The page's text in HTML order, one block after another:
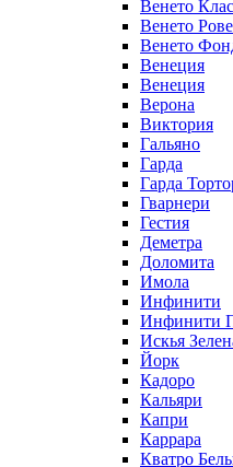
Венето
Венето
Венето
Венеция
Венеция
Верона
Виктория
Гальяно
Гарда
Гарда
Гварнери
Гестия
Деметра
Доломита
Имола
Инфинити
Инфинити
Искья
Йорк
Кадоро
Кальяри
Капри
Каррара
Кватро